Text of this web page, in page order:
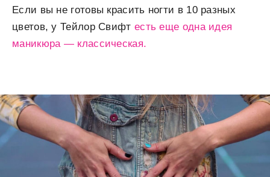
Если вы не готовы красить ногти в 10 разных
цветов, у Тейлор Свифт есть еще одна идея
маникюра — классическая.